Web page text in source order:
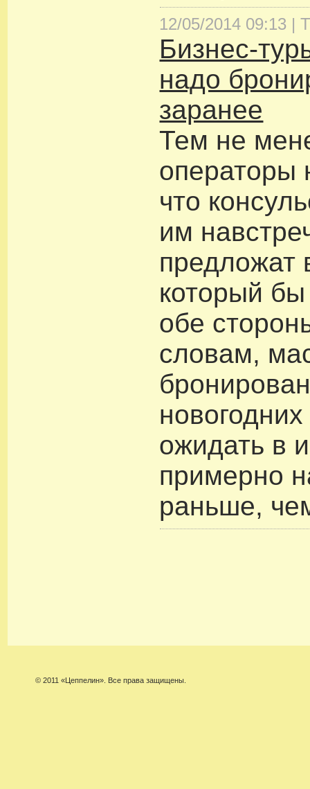
12/05/2014 09:13 |
Бизнес-
надо
заранее
Тем не
операторы
что
им
предложат
который
обе
словам,
ожидать в
примерно
раньше,
© 2011 «Цеппелин». Все права защищены.